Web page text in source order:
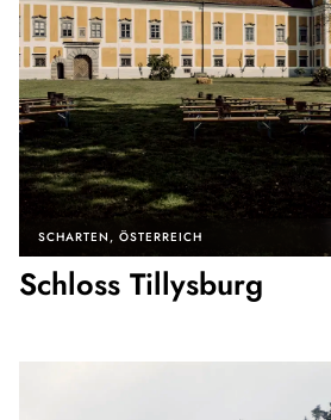
SCHARTEN ÖSTERREICH
Schloss Tillysburg